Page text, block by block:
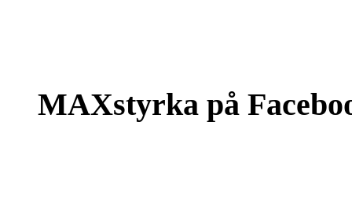
MAXstyrka på